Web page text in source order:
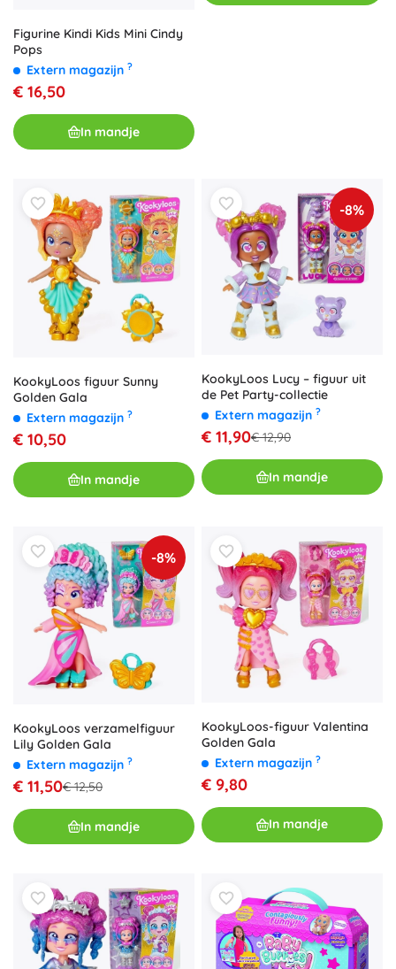
Figurine Kindi Kids Mini Cindy
Pops
Extern magazijn ?
€ 16,50
In mandje
KookyLoos figuur Sunny
Golden Gala
Extern magazijn ?
€ 10,50
In mandje
-8%
KookyLoos Lucy – figuur uit
de Pet Party-collectie
Extern magazijn ?
€ 11,90€ 12,90
In mandje
-8%
KookyLoos verzamelfiguur
Lily Golden Gala
Extern magazijn ?
€ 11,50€ 12,50
In mandje
KookyLoos-figuur Valentina
Golden Gala
Extern magazijn ?
€ 9,80
In mandje